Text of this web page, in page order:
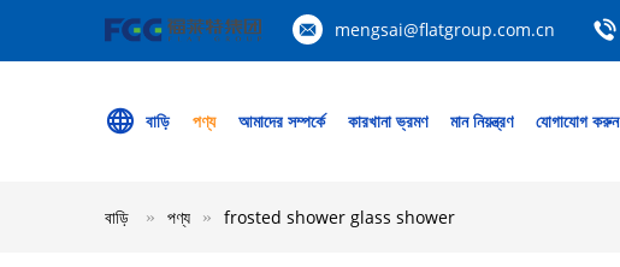
mengsai@flatgroup.com.cn
বাড়ি পণ্য আমাদের সম্পর্কে কারখানা ভ্রমণ মান নিয়ন্ত্রণ যোগাযোগ করুন
বাড়ি পণ্য frosted shower glass shower